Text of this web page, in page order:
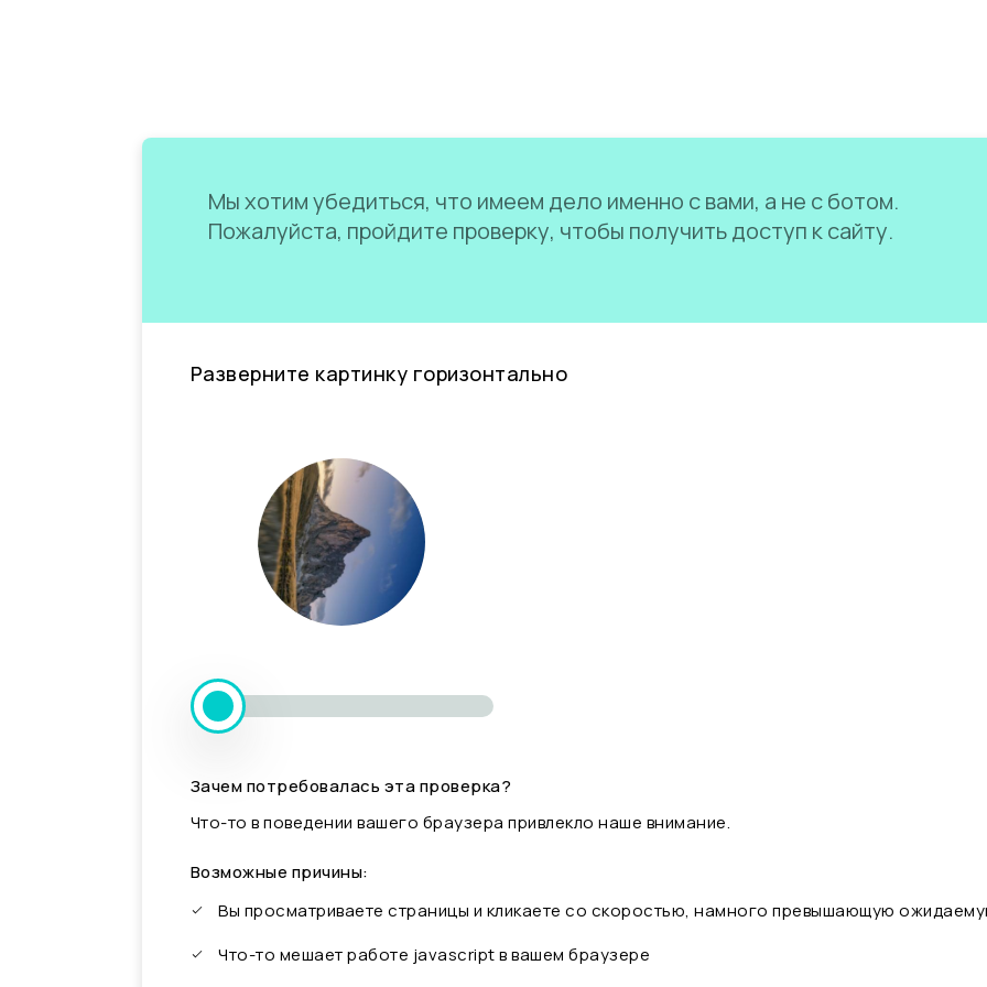
Мы хотим убедиться, что имеем дело именно с вами, а не с ботом.
Пожалуйста, пройдите проверку, чтобы получить доступ к сайту.
Разверните картинку горизонтально
Зачем потребовалась эта проверка?
Что-то в поведении вашего браузера привлекло наше внимание.
Возможные причины:
Вы просматриваете страницы и кликаете со скоростью, намного превышающую
Что-то мешает работе javascript в вашем браузере